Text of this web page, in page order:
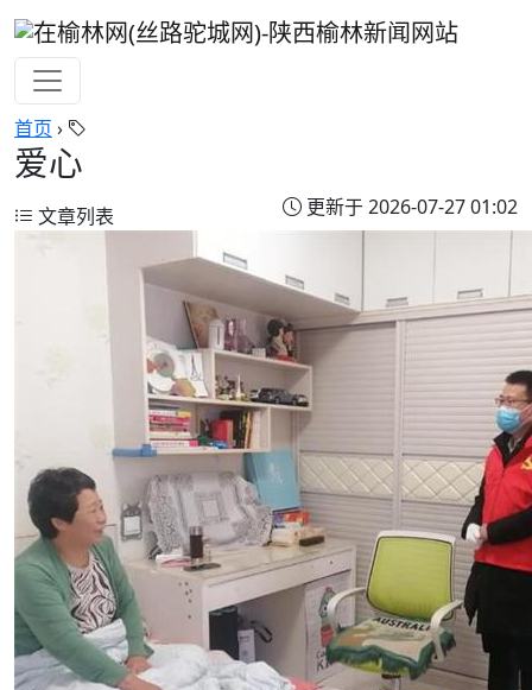
首页 ›
爱心
更新于 2026-07-27 01:02
文章列表